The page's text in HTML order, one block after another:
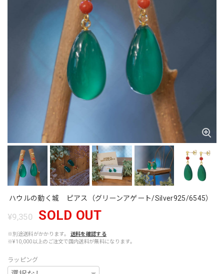
ハウルの動く城 ピアス（グリーンアゲート/Silver925/6545）
¥9,350 SOLD OUT
※別途送料がかかります。
送料を確認する
※¥10,000以上のご注文で国内送料が無料になります。
ラッピング